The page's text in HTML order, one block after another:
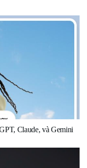
Claude, và Gemini